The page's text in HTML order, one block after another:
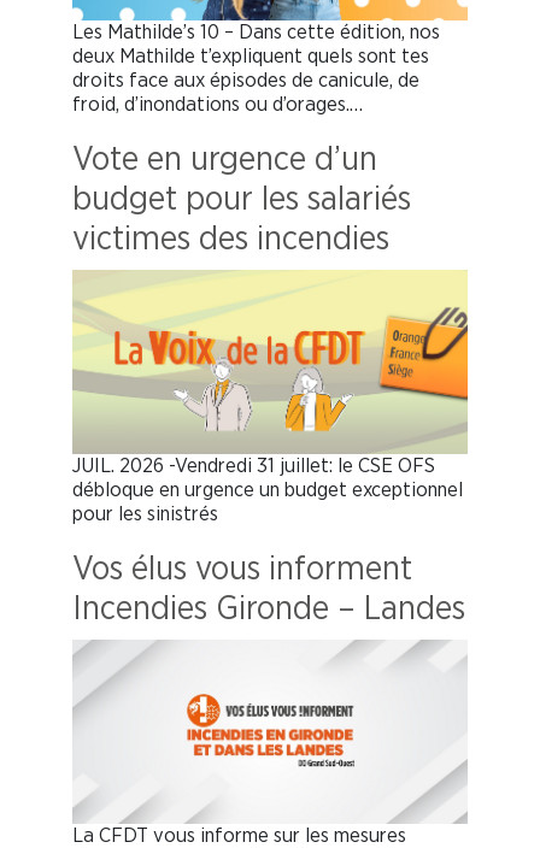
Les Mathilde’s 10 – Dans cette édition, nos
deux Mathilde t’expliquent quels sont tes
droits face aux épisodes de canicule, de
froid, d’inondations ou d’orages.…
Vote en urgence d’un
budget pour les salariés
victimes des incendies
JUIL. 2026 -Vendredi 31 juillet: le CSE OFS
débloque en urgence un budget exceptionnel
pour les sinistrés
Vos élus vous informent
Incendies Gironde – Landes
La CFDT vous informe sur les mesures